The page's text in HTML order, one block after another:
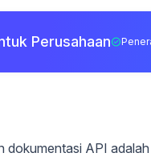
Perusahaan
dokumentasi API